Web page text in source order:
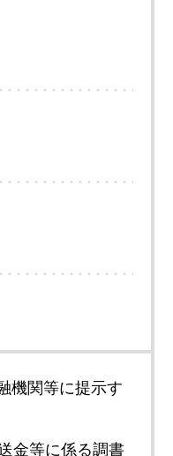
機関等に提示す
金等に係る調書